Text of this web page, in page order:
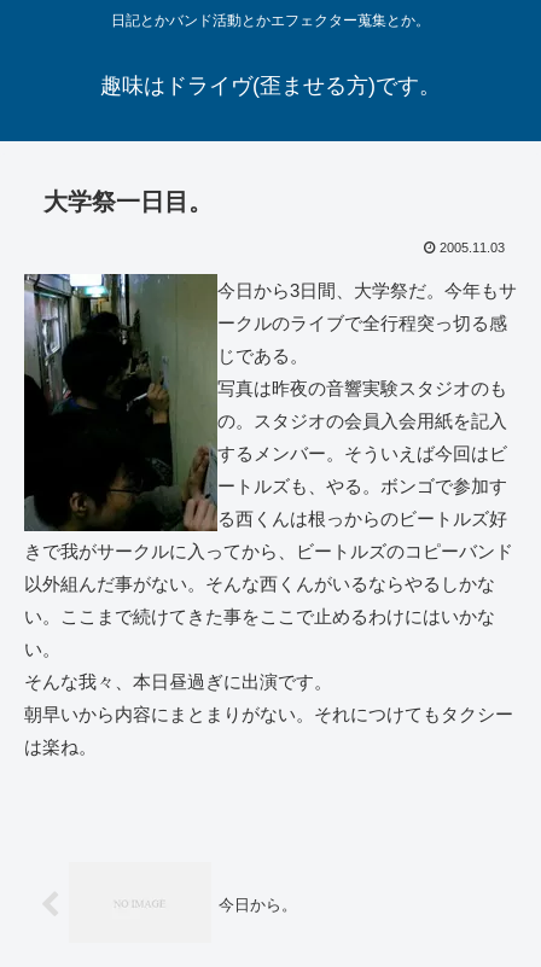
日記とかバンド活動とかエフェクター蒐集とか。
趣味はドライヴ(歪ませる方)です。
大学祭一日目。
2005.11.03
今日から3日間、大学祭だ。今年もサ
ークルのライブで全行程突っ切る感
じである。
写真は昨夜の音響実験スタジオのも
の。スタジオの会員入会用紙を記入
するメンバー。そういえば今回はビ
ートルズも、やる。ボンゴで参加す
る西くんは根っからのビートルズ好
きで我がサークルに入ってから、ビートルズのコピーバンド
以外組んだ事がない。そんな西くんがいるならやるしかな
い。ここまで続けてきた事をここで止めるわけにはいかな
い。
そんな我々、本日昼過ぎに出演です。
朝早いから内容にまとまりがない。それにつけてもタクシー
は楽ね。
今日から。